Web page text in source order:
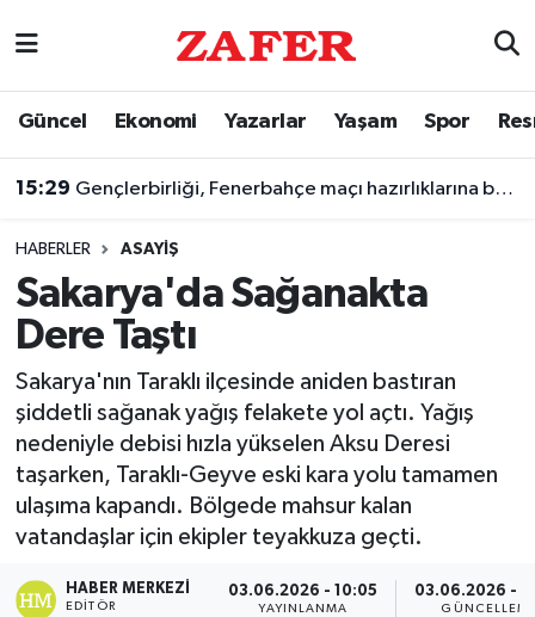
Güncel Ekonomi Yazarlar Yaşam Spor
15:29 Gençlerbirliği, Fenerbahçe maçı hazırlıklarına başladı
HABERLER ASAYIŞ
Sakarya'da Sağanakta
Dere Taştı
Sakarya'nın Taraklı ilçesinde aniden bastıran
şiddetli sağanak yağış felakete yol açtı. Yağış
nedeniyle debisi hızla yükselen Aksu Deresi
taşarken, Taraklı-Geyve eski kara yolu tamamen
ulaşıma kapandı. Bölgede mahsur kalan
vatandaşlar için ekipler teyakkuza geçti.
HABER MERKEZI
EDITÖR
03.06.2026 - 10:05
YAYINLANMA
03.06.2026 -
Nöbetçi Eczaneler
Trafik Durumu
Süper Lig Puan Durumu ve Fikstür
Tüm Manşetler
Son Dakika Haberleri
Haber Arşivi